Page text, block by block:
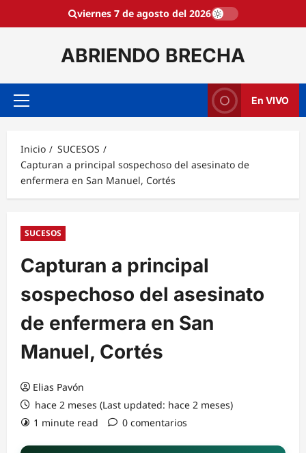
viernes 7 de agosto del 2026
ABRIENDO BRECHA
Menú
En VIVO
Inicio
SUCESOS
Capturan a principal sospechoso del asesinato de
enfermera en San Manuel, Cortés
SUCESOS
Capturan a principal
sospechoso del asesinato
de enfermera en San
Manuel, Cortés
Elias Pavón
hace 2 meses (Last updated: hace 2 meses)
1 minute read
0 comentarios